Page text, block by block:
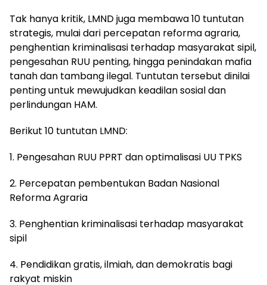
Tak hanya kritik, LMND juga membawa 10 tuntutan
strategis, mulai dari percepatan reforma agraria,
penghentian kriminalisasi terhadap masyarakat sipil,
pengesahan RUU penting, hingga penindakan mafia
tanah dan tambang ilegal. Tuntutan tersebut dinilai
penting untuk mewujudkan keadilan sosial dan
perlindungan HAM.
Berikut 10 tuntutan LMND:
1. Pengesahan RUU PPRT dan optimalisasi UU TPKS
2. Percepatan pembentukan Badan Nasional
Reforma Agraria
3. Penghentian kriminalisasi terhadap masyarakat
sipil
4. Pendidikan gratis, ilmiah, dan demokratis bagi
rakyat miskin